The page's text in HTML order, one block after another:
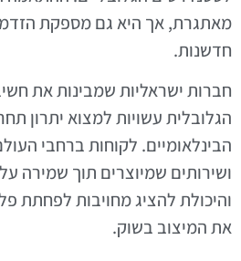
מאתגרת, אך היא גם מספקת
חדשנות.
חברות ישראליות שמבינות את
הגלובלית עשויות למצוא יתרון
הבינלאומיים. לקוחות ברחבי
ושירותים שמיוצרים תוך שמירה
את המיצוב בשוק.